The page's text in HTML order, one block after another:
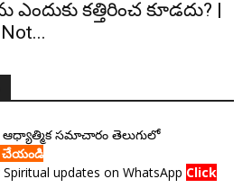
కత్తిరించ కూడదు? |
సమాచారం తెలుగులో
చేయండి
updates on WhatsApp Click